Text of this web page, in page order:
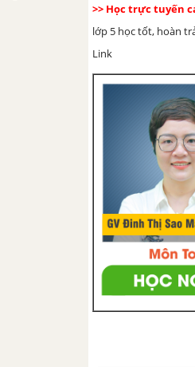
>> Học trực tuyến
lớp 5 học tốt, hoàn
Link